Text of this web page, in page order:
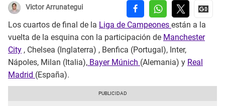
Victor Arrunategui
Los cuartos de final de la Liga de Campeones están a la
vuelta de la esquina con la participación de Manchester
City , Chelsea (Inglaterra) , Benfica (Portugal), Inter,
Nápoles, Milan (Italia), Bayer Múnich (Alemania) y Real
Madrid (España).